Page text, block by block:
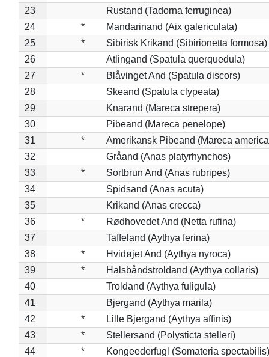
23
Rustand (Tadorna ferruginea)
24
*
Mandarinand (Aix galericulata)
25
*
Sibirisk Krikand (Sibirionetta formosa)
26
Atlingand (Spatula querquedula)
27
*
Blåvinget And (Spatula discors)
28
Skeand (Spatula clypeata)
29
Knarand (Mareca strepera)
30
Pibeand (Mareca penelope)
31
*
Amerikansk Pibeand (Mareca
32
Gråand (Anas platyrhynchos)
33
*
Sortbrun And (Anas rubripes)
34
Spidsand (Anas acuta)
35
Krikand (Anas crecca)
36
*
Rødhovedet And (Netta rufina)
37
Taffeland (Aythya ferina)
38
*
Hvidøjet And (Aythya nyroca)
39
*
Halsbåndstroldand (Aythya collaris)
40
Troldand (Aythya fuligula)
41
Bjergand (Aythya marila)
42
*
Lille Bjergand (Aythya affinis)
43
*
Stellersand (Polysticta stelleri)
44
*
Kongeederfugl (Somateria spectabilis)